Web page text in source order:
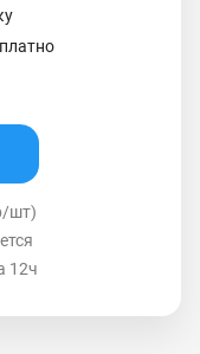
шт)
12ч